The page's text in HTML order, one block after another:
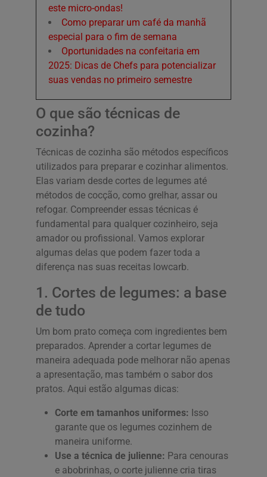
este micro-ondas!
Como preparar um café da manhã
especial para o fim de semana
Oportunidades na confeitaria em
2025: Dicas de Chefs para potencializar
suas vendas no primeiro semestre
O que são técnicas de
cozinha?
Técnicas de cozinha são métodos específicos
utilizados para preparar e cozinhar alimentos.
Elas variam desde cortes de legumes até
métodos de cocção, como grelhar, assar ou
refogar. Compreender essas técnicas é
fundamental para qualquer cozinheiro, seja
amador ou profissional. Vamos explorar
algumas delas que podem fazer toda a
diferença nas suas receitas lowcarb.
1. Cortes de legumes: a base
de tudo
Um bom prato começa com ingredientes bem
preparados. Aprender a cortar legumes de
maneira adequada pode melhorar não apenas
a apresentação, mas também o sabor dos
pratos. Aqui estão algumas dicas:
Corte em tamanhos uniformes: Isso
garante que os legumes cozinhem de
maneira uniforme.
Use a técnica de julienne: Para cenouras
e abobrinhas, o corte julienne cria tiras